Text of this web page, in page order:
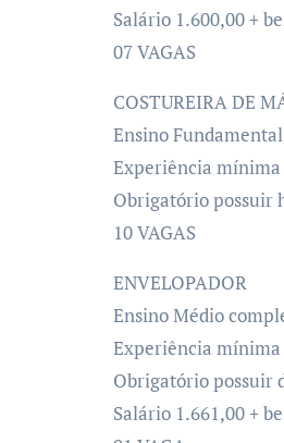
Salário 1.600,00 +
07 VAGAS
COSTUREIRA DE
Ensino
Experiência mínima
Obrigatório possuir
10 VAGAS
ENVELOPADOR
Ensino Médio
Experiência mínima
Obrigatório possuir
Salário 1.661,00 +